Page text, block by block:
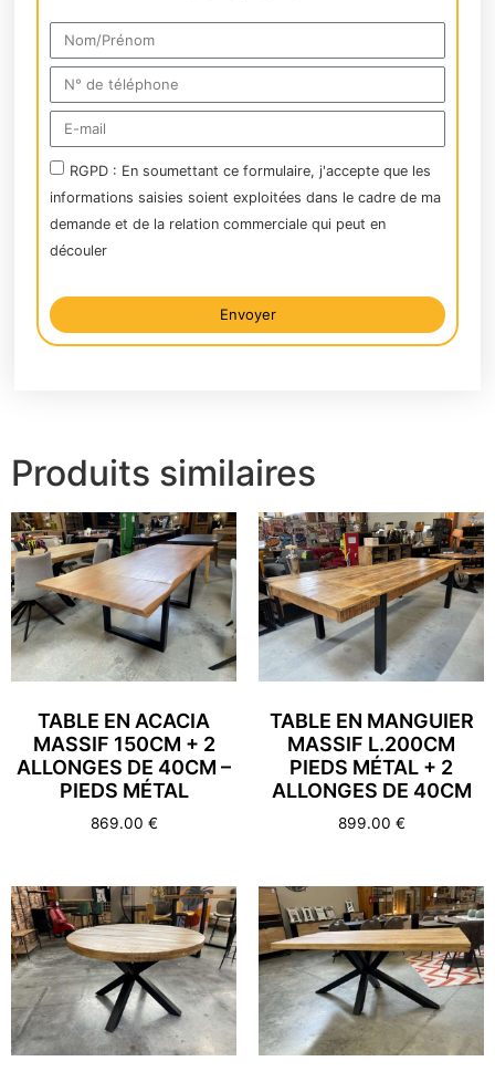
RGPD : En soumettant ce formulaire, j'accepte que les
informations saisies soient exploitées dans le cadre de ma
demande et de la relation commerciale qui peut en
découler
Envoyer
Alternative:
Produits similaires
TABLE EN ACACIA
MASSIF 150CM + 2
ALLONGES DE 40CM –
PIEDS MÉTAL
869.00 €
TABLE EN MANGUIER
MASSIF L.200CM
PIEDS MÉTAL + 2
ALLONGES DE 40CM
899.00 €